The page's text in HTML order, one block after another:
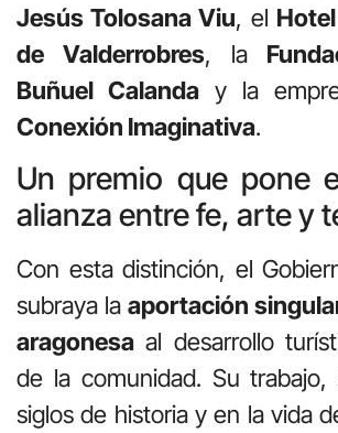
Jesús Tolosana Viu, el
de Valderrobres, la
Buñuel Calanda y la
Conexión Imaginativa.
Un premio que pone
alianza entre fe, arte y
Con esta distinción, el
subraya la aportación
aragonesa al desarrollo
de la comunidad. Su trabajo,
siglos de historia y en la vida